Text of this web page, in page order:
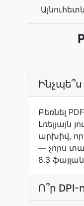
Բեռնել
Լռելյայն
արխիվ,
— չորս
8.3
Ո՞ր